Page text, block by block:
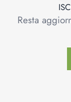
Resta